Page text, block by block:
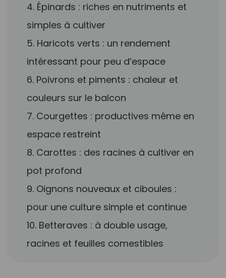
4. Épinards : riches en nutriments et
simples à cultiver
5. Haricots verts : un rendement
intéressant pour peu d’espace
6. Poivrons et piments : chaleur et
couleurs sur le balcon
7. Courgettes : productives même en
espace restreint
8. Carottes : des racines à cultiver en
pot profond
9. Oignons nouveaux et ciboules :
pour une culture simple et continue
10. Betteraves : à double usage,
racines et feuilles comestibles